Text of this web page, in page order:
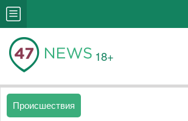
18+
Происшествия